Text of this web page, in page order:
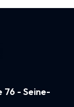
76 - Seine-